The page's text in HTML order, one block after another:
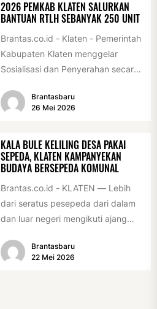
2026 PEMKAB KLATEN SALURKAN
BANTUAN RTLH SEBANYAK 250 UNIT
Brantas.co.id - Klaten - Pemerintah
Kabupaten Klaten menggelar
Sosialisasi dan Penyerahan secara
Rumah Tidak Layak Huni...
Brantasbaru
26 Mei 2026
KALA BULE KELILING DESA PAKAI
SEPEDA, KLATEN KAMPANYEKAN
BUDAYA BERSEPEDA KOMUNAL
Brantas.co.id - KLATEN — Lebih
dari seratus pesepeda dari dalam
dan luar negeri mengikuti ajang
Association Rally...
Brantasbaru
22 Mei 2026